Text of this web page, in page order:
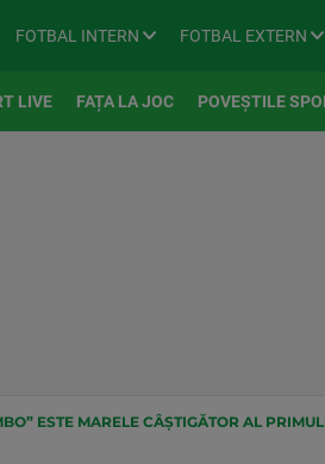
FOTBAL INTERN FOTBAL EXTERN
LIVE FAȚA LA JOC POVEȘTILE
CÂȘTIGĂTOR AL PRIMULUI SEZON DESAFIO: AVENTURA.